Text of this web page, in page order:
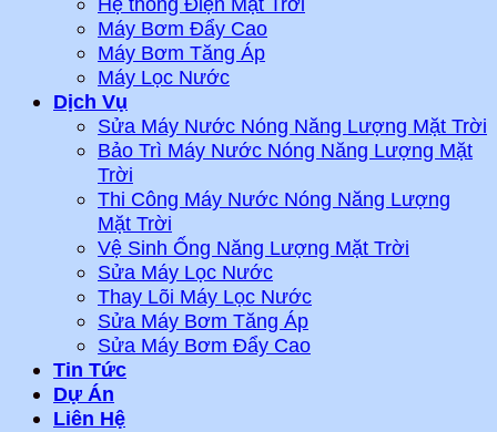
Máy Bơm Đẩy Cao
Máy Bơm Tăng Áp
Máy Lọc Nước
Dịch Vụ
Sửa Máy Nước Nóng Năng Lượng Mặt Trời
Bảo Trì Máy Nước Nóng Năng Lượng Mặt
Trời
Thi Công Máy Nước Nóng Năng Lượng
Mặt Trời
Vệ Sinh Ống Năng Lượng Mặt Trời
Sửa Máy Lọc Nước
Thay Lõi Máy Lọc Nước
Sửa Máy Bơm Tăng Áp
Sửa Máy Bơm Đẩy Cao
Tin Tức
Dự Án
Liên Hệ